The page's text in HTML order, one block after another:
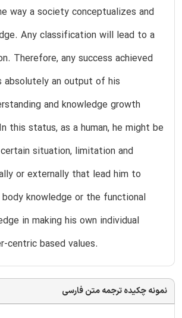
way a society conceptualizes and
Any classification will lead to a
Therefore, any success achieved
absolutely an output of his
and knowledge growth
this status, as a human, he might be
situation, limitation and
or externally that lead him to
knowledge or the functional
in making his own individual
centric based values.
نمونه چکیده ترجمه متن فارسی